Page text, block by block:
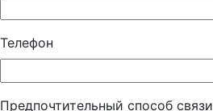
Телефон
Предпочтительный способ связи